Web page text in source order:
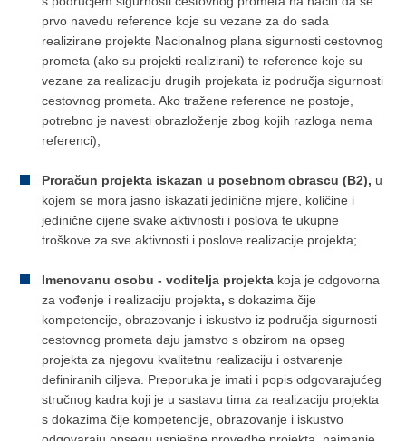
prvo navedu reference koje su vezane za do sada
realizirane projekte Nacionalnog plana sigurnosti cestovnog
prometa (ako su projekti realizirani) te reference koje su
vezane za realizaciju drugih projekata iz područja sigurnosti
cestovnog prometa. Ako tražene reference ne postoje,
potrebno je navesti obrazloženje zbog kojih razloga nema
referenci);
Proračun projekta iskazan u posebnom obrascu (B2), u
kojem se mora jasno iskazati jedinične mjere, količine i
jedinične cijene svake aktivnosti i poslova te ukupne
troškove za sve aktivnosti i poslove realizacije projekta;
Imenovanu osobu - voditelja projekta koja je odgovorna
za vođenje i realizaciju projekta,s dokazima čije
kompetencije, obrazovanje i iskustvo iz područja sigurnosti
cestovnog prometa daju jamstvo s obzirom na opseg
projekta za njegovu kvalitetnu realizaciju i ostvarenje
definiranih ciljeva. Preporuka je imati i popis odgovarajućeg
stručnog kadra koji je u sastavu tima za realizaciju projekta
s dokazima čije kompetencije, obrazovanje i iskustvo